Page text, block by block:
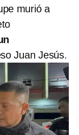
murió a
Juan Jesús.